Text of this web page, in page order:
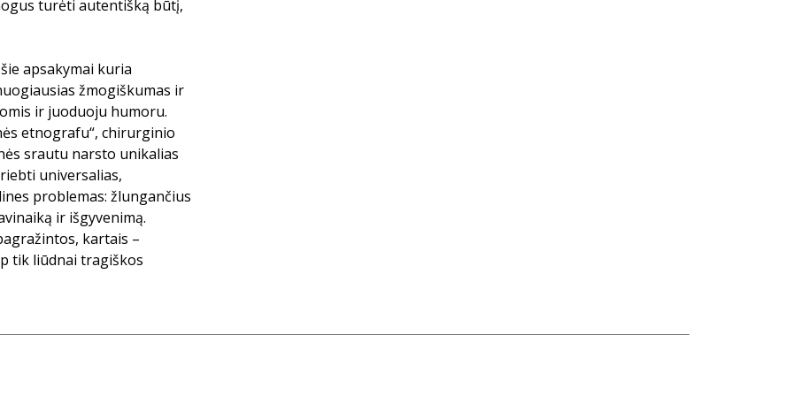
turėti autentišką būtį,
apsakymai kuria
žmogiškumas ir
ir juoduoju humoru.
etnografu“, chirurginio
srautu narsto unikalias
universalias,
problemas: žlungančius
ir išgyvenimą.
kartais –
tik liūdnai tragiškos